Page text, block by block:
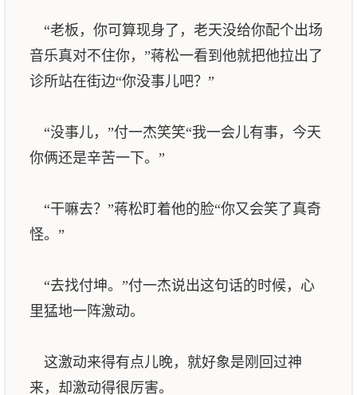
“老板，你可算现身了，老天没给你配个出场
音乐真对不住你，”蒋松一看到他就把他拉出了
诊所站在街边“你没事儿吧？”
“没事儿，”付一杰笑笑“我一会儿有事，今天
你俩还是辛苦一下。”
“干嘛去？”蒋松盯着他的脸“你又会笑了真奇
怪。”
“去找付坤。”付一杰说出这句话的时候，心
里猛地一阵激动。
这激动来得有点儿晚，就好象是刚回过神
来，却激动得很厉害。